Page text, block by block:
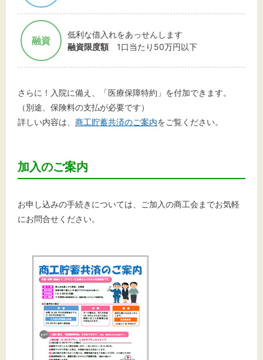
融資
低利な借入れをあっせんします
融資限度額1口当たり50万円以下
さらに！入院に備え、「医療保障特約」を付加できます。
（別途、保険料の支払が必要です）
詳しい内容は、 商工貯蓄共済のご案内をご覧ください。
加入のご案内
お申し込みの手続きについては、ご加入の商工会までお気軽
にお問合せください。